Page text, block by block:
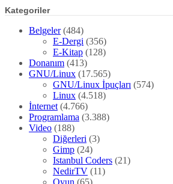
İnternet(4.766)
Programlama(3.388)
Video(188)
Diğerleri(3)
Gimp(24)
Istanbul Coders
NedirTV(11)
Oyun(65)
Minecraft
Portal(8)
Sir You Are Being Hunted
Python(1)
Yazılım(10.548)
Çoklu Ortam(982)
Grafik(595)
Ofis(1.482)